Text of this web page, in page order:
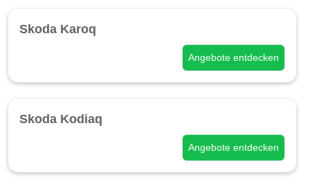
Skoda Karoq
Angebote entdecken
Skoda Kodiaq
Angebote entdecken